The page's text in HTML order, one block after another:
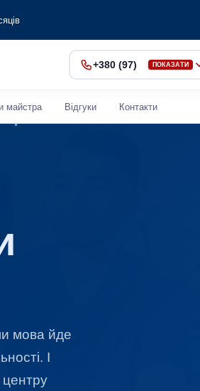
+380 (97) ПОКАЗАТИ
майстра Відгуки Контакти
мова йде
І
центру